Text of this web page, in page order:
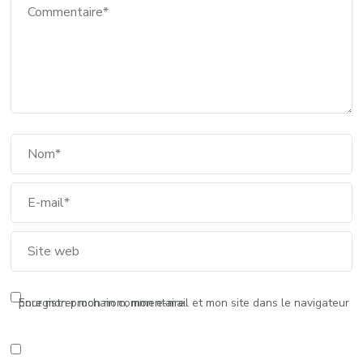
Enregistrer mon nom, mon e-mail et mon site dans le navigateur pour mon prochain commentaire.